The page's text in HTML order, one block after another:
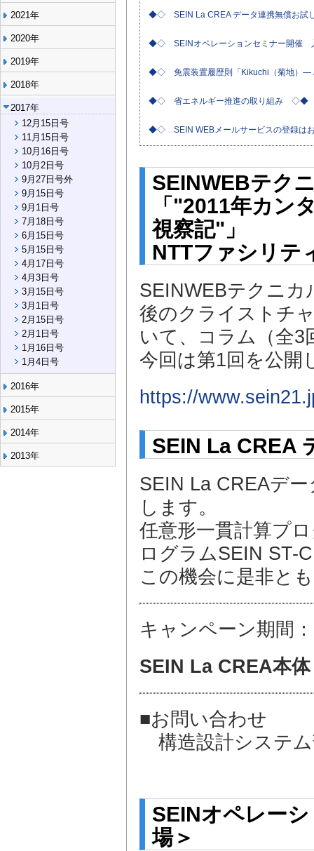
2021年
2020年
2019年
2018年
2017年
12月15日号
11月15日号
10月16日号
10月2日号
9月27日号外
9月15日号
9月1日号
7月18日号
6月15日号
5月15日号
4月17日号
4月3日号
3月15日号
3月1日号
2月15日号
2月1日号
1月16日号
1月4日号
2016年
2015年
2014年
2013年
◆◇ SEIN La CREA データ連携無償お
◆◇ SEINオペレーションセミナー開
◆◇ 免震装置履歴則「Kikuchi（菊地）
◆◇ 省エネルギー推進の取り組み ◇◆
◆◇ SEIN WEBメールサービスの登録
SEINWEBテク
「"2011年カン
視察記"」
NTTファシリ
SEINWEBテクニ
後のクライストチ
いて、コラム（全3
今回は第1回を公開
https://
SEIN La CREA
SEIN La CREAデ
します。
任意形一貫計算プ
ログラムSEIN ST-
この機会に是非と
キャンペーン期間：
SEIN La CREA
■お問い合わせ
構造設計システ
SEINオペレー
場＞